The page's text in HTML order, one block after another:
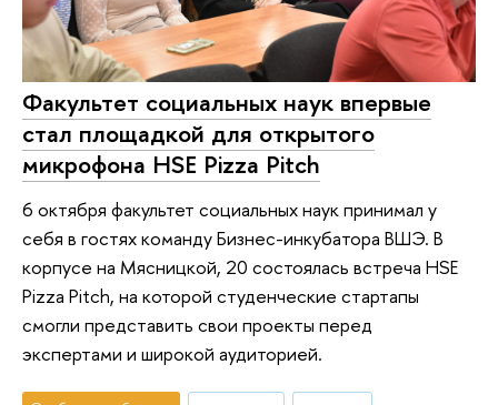
Факультет социальных наук впервые
стал площадкой для открытого
микрофона HSE Pizza Pitch
6 октября факультет социальных наук принимал у
себя в гостях команду Бизнес-инкубатора ВШЭ. В
корпусе на Мясницкой, 20 состоялась встреча HSE
Pizza Pitch, на которой студенческие стартапы
смогли представить свои проекты перед
экспертами и широкой аудиторией.